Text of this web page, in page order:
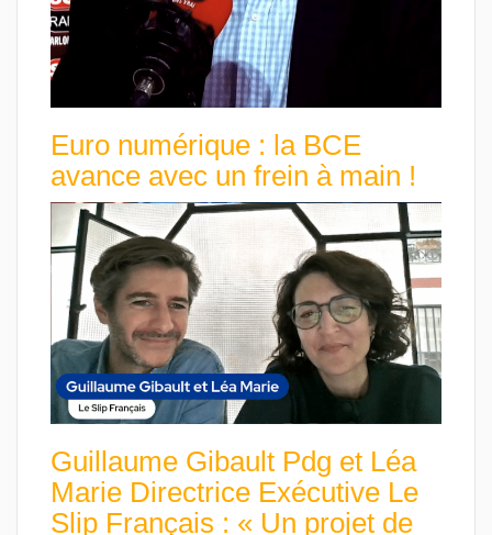
Euro numérique : la BCE
avance avec un frein à main !
Guillaume Gibault Pdg et Léa
Marie Directrice Exécutive Le
Slip Français : « Un projet de